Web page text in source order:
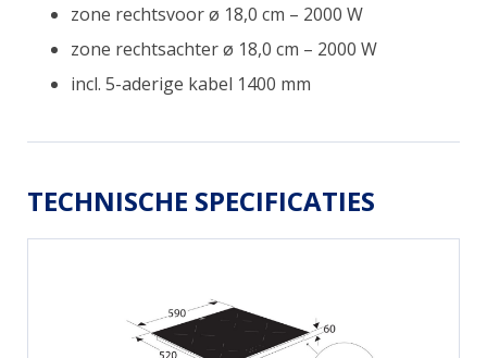
zone rechtsvoor ø 18,0 cm – 2000 W
zone rechtsachter ø 18,0 cm – 2000 W
incl. 5-aderige kabel 1400 mm
TECHNISCHE SPECIFICATIES